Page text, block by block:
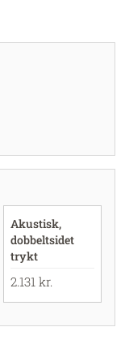
Akustisk,
dobbeltsidet
trykt
2.131 kr.